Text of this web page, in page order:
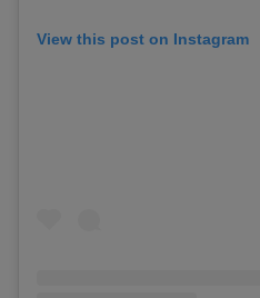
View this post on Instagram